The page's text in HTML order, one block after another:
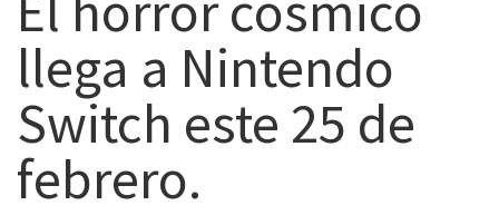
llega a Nintendo
Switch este 25 de
febrero.